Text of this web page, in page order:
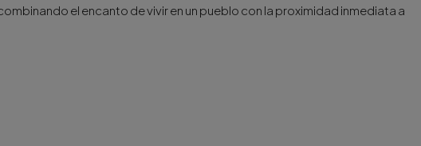
el encanto de vivir en un pueblo con la proximidad inmediata a